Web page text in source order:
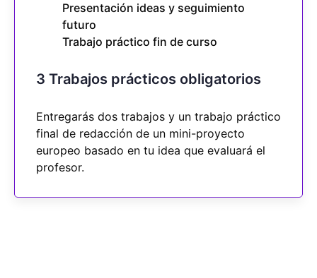
Presentación ideas y seguimiento
futuro
Trabajo práctico fin de curso
3 Trabajos prácticos obligatorios
Entregarás dos trabajos y un trabajo práctico
final de redacción de un mini-proyecto
europeo basado en tu idea que evaluará el
profesor.